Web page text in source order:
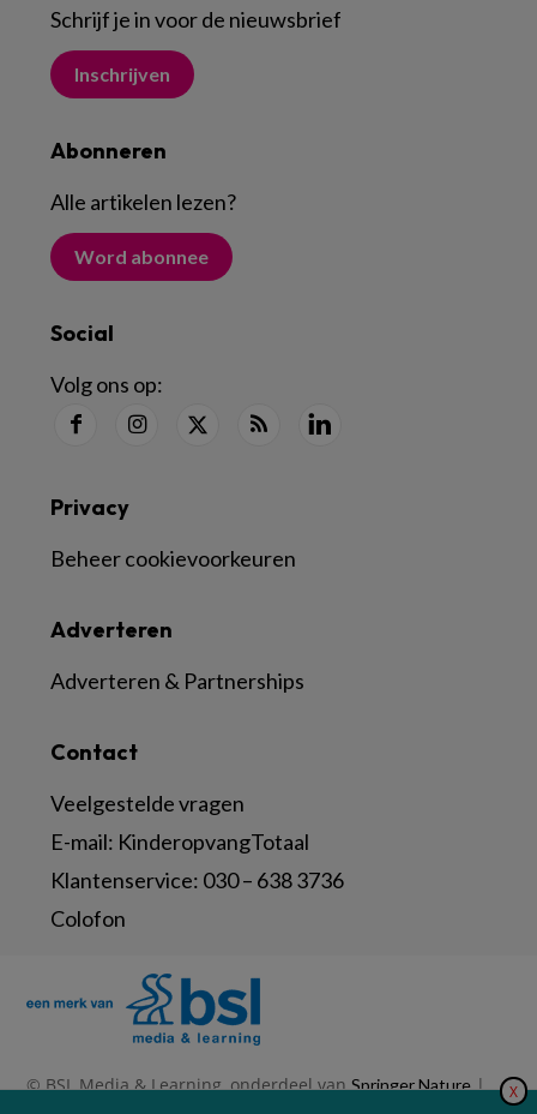
Schrijf je in voor de nieuwsbrief
Inschrijven
Abonneren
Alle artikelen lezen?
Word abonnee
Social
Volg ons op:
Contact
Veelgestelde vragen
E-mail: KinderopvangTotaal
Klantenservice: 030 – 638 3736
Colofon
Adverteren
Adverteren & Partnerships
Privacy
Beheer cookievoorkeuren
© BSL Media & Learning, onderdeel vanSpringer Nature| X